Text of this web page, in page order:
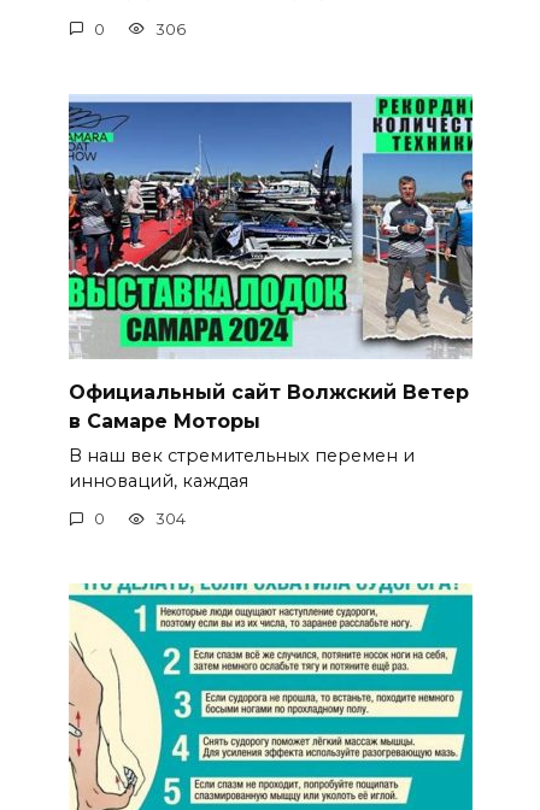
0 306
Официальный сайт Волжский Ветер
в Самаре Моторы
В наш век стремительных перемен и
инноваций, каждая
0 304